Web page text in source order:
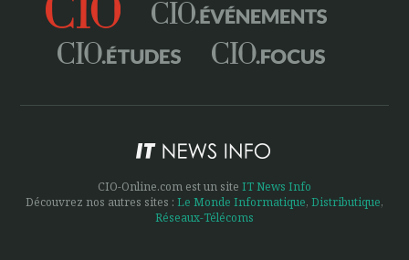
CIO-Online.com est un site IT News Info
Découvrez nos autres sites : Le Monde Informatique, Distributique,
Réseaux-Télécoms